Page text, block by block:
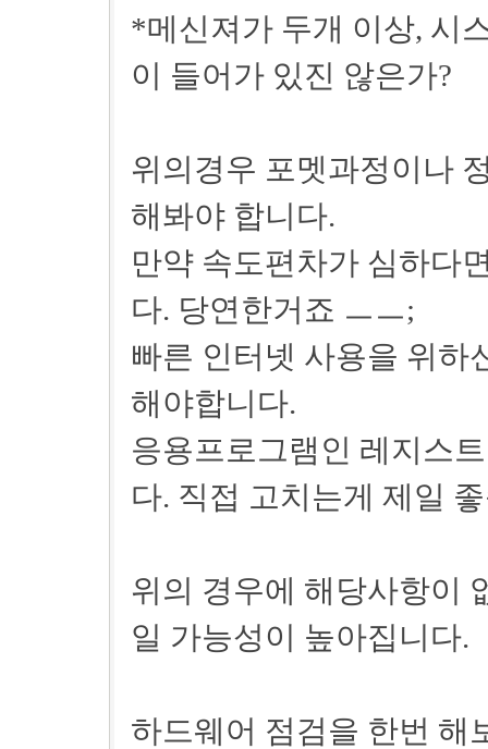
*메신져가 두개 이상, 시
이 들어가 있진 않은가?
위의경우 포멧과정이나
해봐야 합니다.
만약 속도편차가 심하다
다. 당연한거죠 ㅡㅡ;
빠른 인터넷 사용을 위하
해야합니다.
응용프로그램인 레지스
다. 직접 고치는게 제일
위의 경우에 해당사항이
일 가능성이 높아집니다.
하드웨어 점검을 한번 해